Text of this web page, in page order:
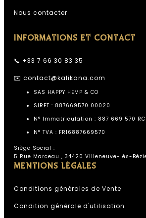
Nous contacter
INFORMATIONS ET CONTACT
📞 +33 7 66 30 83 35
✉️ contact@kalikana.com
SAS HAPPY HEMP & CO
SIRET : 887669570 00020
N° Immatriculation : 887 669 570
N° TVA : FR16887669570
Siège Social :
5 Rue Marceau , 34420 Villeneuve-lès-
MENTIONS LÉGALES
Conditions générales de Vente
Condition générale d'utilisation